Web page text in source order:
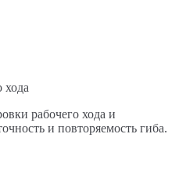
хода
рабочего хода и
и повторяемость гиба.